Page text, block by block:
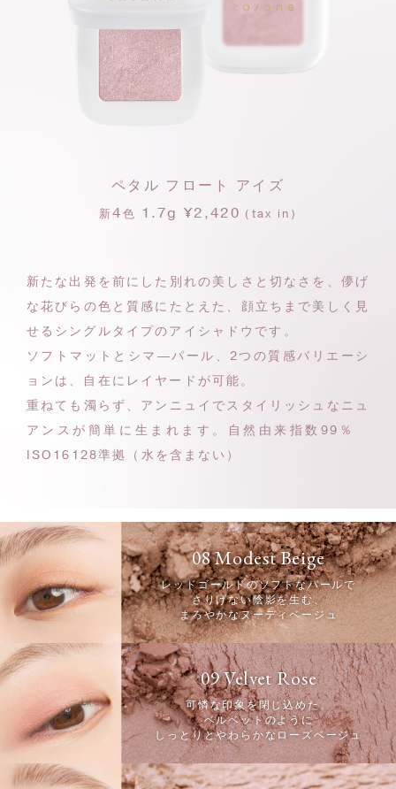
ペタル フロート アイズ
新4色 1.7g ¥2,420 (tax in)
新たな出発を前にした別れの美しさと切なさを、 儚げ
な花びらの色と質感にたとえた、 顔立ちまで美しく見
せるシングルタイプのアイシャドウです。
ソフトマットとシマ―パール、2つの質感バリエーシ
ョンは、 自在にレイヤードが可能。
重ねても濁らず、アンニュイでスタイリッシュな ニュ
アンスが簡単に生まれます。
自然由来指数99％
ISO16128準拠（水を含まない）
08 Modest Beige
レッドゴールドのソフトなパールで
さりげない陰影を生む、
まろやかなヌーディベージュ
09 Velvet Rose
可憐な印象を閉じ込めた、
ベルベットのように
しっとりとやわらかなローズベージュ